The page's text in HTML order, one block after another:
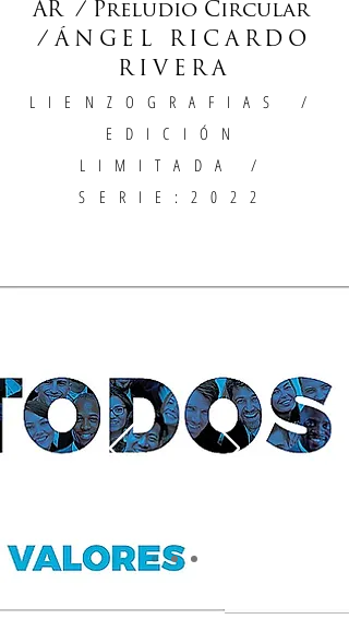
AR / Preludio Circular
/ÁNGEL RICARDO
RIVERA
LIENZOGRAFIAS
/
EDICIÓN
LIMITADA /
SERIE:2022